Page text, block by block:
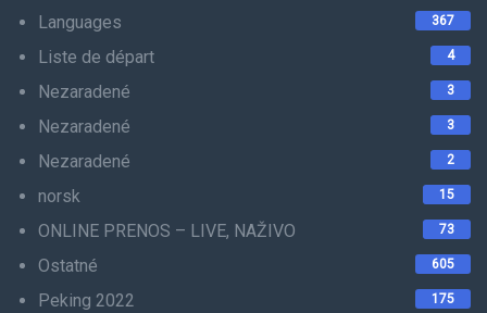
Languages 367
Liste de départ 4
Nezaradené 3
Nezaradené 3
Nezaradené 2
norsk 15
ONLINE PRENOS – LIVE, NAŽIVO 73
Ostatné 605
Peking 2022 175